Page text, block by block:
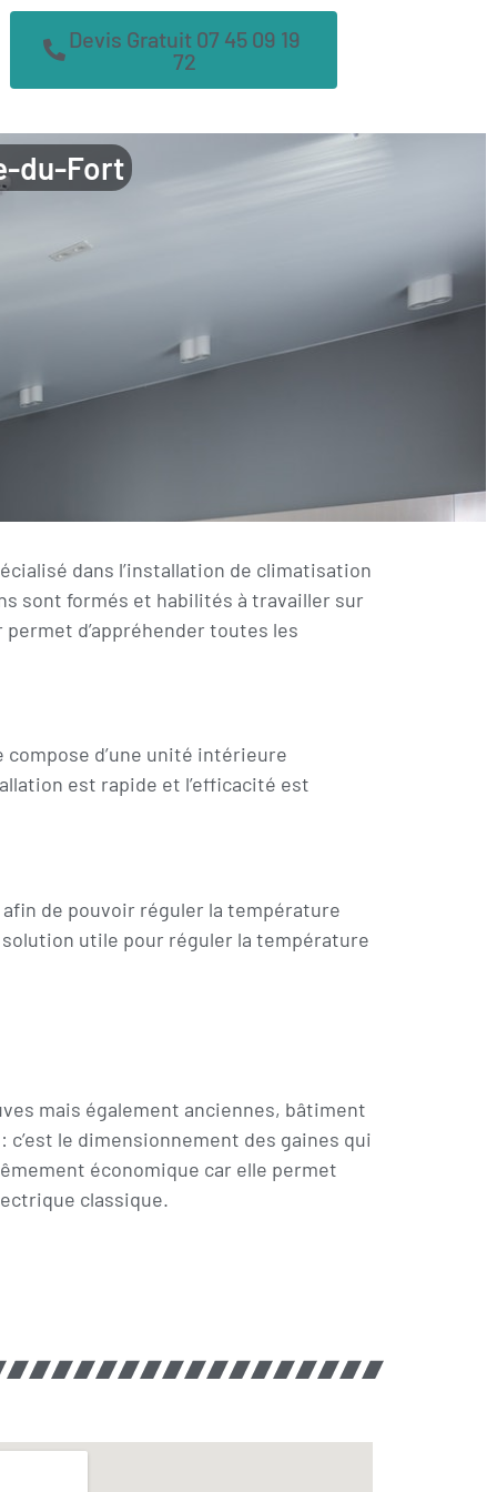
Devis Gratuit 07 45 09 19
72
du-Fort
dans l’installation de climatisation
sont formés et habilités à travailler sur
d’appréhender toutes les
d’une unité intérieure
est rapide et l’efficacité est
de pouvoir réguler la température
solution utile pour réguler la température
mais également anciennes, bâtiment
le dimensionnement des gaines qui
économique car elle permet
classique.